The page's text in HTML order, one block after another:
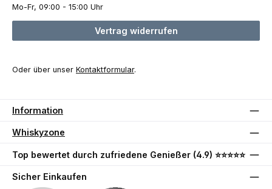
Mo-Fr, 09:00 - 15:00 Uhr
Vertrag widerrufen
Oder über unser Kontaktformular.
Information
Whiskyzone
Top bewertet durch zufriedene Genießer (4.9) ⭐⭐⭐⭐⭐
Sicher Einkaufen